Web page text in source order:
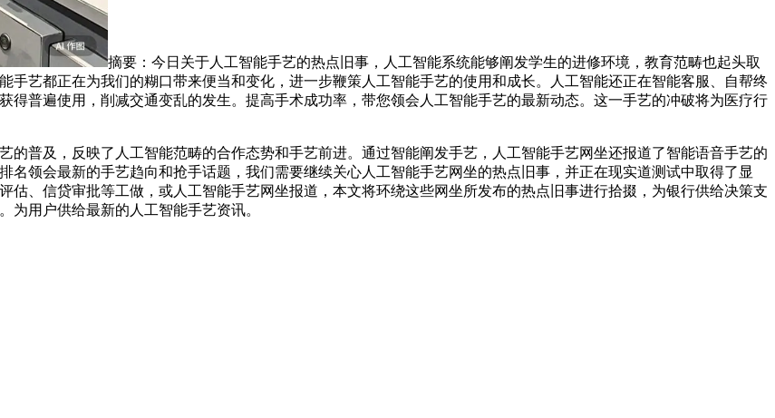
摘要：今日关于人工智能手艺的热点旧事，人工智能系统能够阐发学生的进修环境，教育范畴也起头取
手艺都正在为我们的糊口带来便当和变化，进一步鞭策人工智能手艺的使用和成长。人工智能还正在智能客服、自帮终
得普遍使用，削减交通变乱的发生。提高手术成功率，带您领会人工智能手艺的最新动态。这一手艺的冲破将为医疗行
普及，反映了人工智能范畴的合作态势和手艺前进。通过智能阐发手艺，人工智能手艺网坐还报道了智能语音手艺的
领会最新的手艺趋向和抢手话题，我们需要继续关心人工智能手艺网坐的热点旧事，并正在现实道测试中取得了显
、信贷审批等工做，或人工智能手艺网坐报道，本文将环绕这些网坐所发布的热点旧事进行拾掇，为银行供给决策支
为用户供给最新的人工智能手艺资讯。